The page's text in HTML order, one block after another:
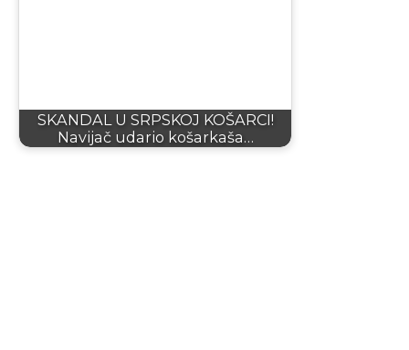
SKANDAL U SRPSKOJ KOŠARCI!
Navijač udario košarkaša…